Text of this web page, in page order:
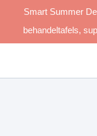
Smart Summer
behandeltafels,